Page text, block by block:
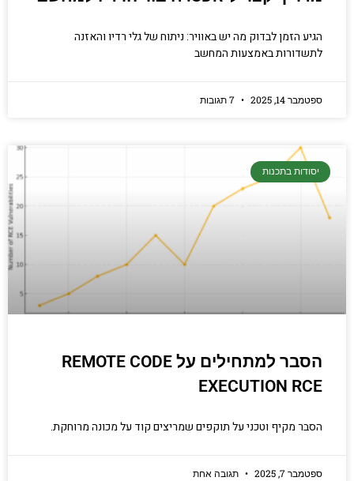
הגיע הזמן לבדוק מה יש באוויר: ניתוח של גלי רדיו והאזנה
לתשדורות באמצעות המחשב
ספטמבר 14, 2025
יסודות בתכנות
הסבר למתחילים על REMOTE CODE
EXECUTION RCE
הסבר מקיף וטכני על תוקפים שמריצים קוד על מכונה מרוחקת.
ספטמבר 7, 2025 תגובה אחת